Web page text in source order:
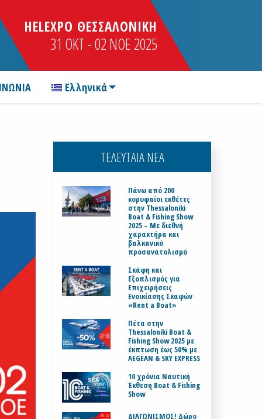
HELEXPO ΘΕΣΣΑΛΟΝΙΚΗ
31 OKT - 02 NOE 2025
Ελληνικά
ΤΕΛΕΥΤΑΙΑ ΝΕΑ
Πάνω από 200
κορυφαίοι εκθέτες
στην Thessaloniki
Boat & Fishing Show
2025 – Με διεθνή
χαρακτήρα και
βαλκανικό
προσανατολισμό
Σκάφη και
Εξοπλισμός για
Επιχειρήσεις
Ενοικίασης Σκαφών
«Rent a Boat»
Πέτα στην
Thessaloniki Boat &
Fishing Show 2025 με
έκπτωση έως 50% με
AEGEAN & SKY EXPRESS
10 χρόνια Ναυτική
Έκθεση Boat & Fishing
Show
ΔΙΑΓΩΝΙΣΜΟΣ! Δώρο